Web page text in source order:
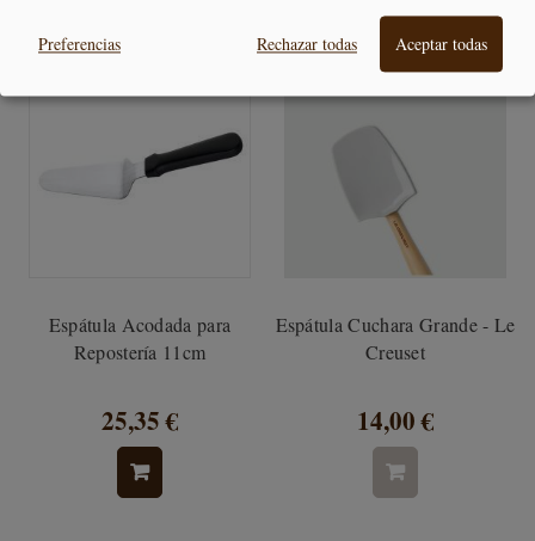
Espátula Acodada para
Repostería 11cm
25,35 €
Espátula Cuchara Grande - Le
Creuset
14,00 €
Preferencias Rechazar todas Aceptar todas